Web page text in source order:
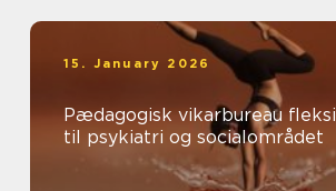
15. January 2026
Pædagogisk vikarbureau fleksibel støtte
til psykiatri og socialområdet